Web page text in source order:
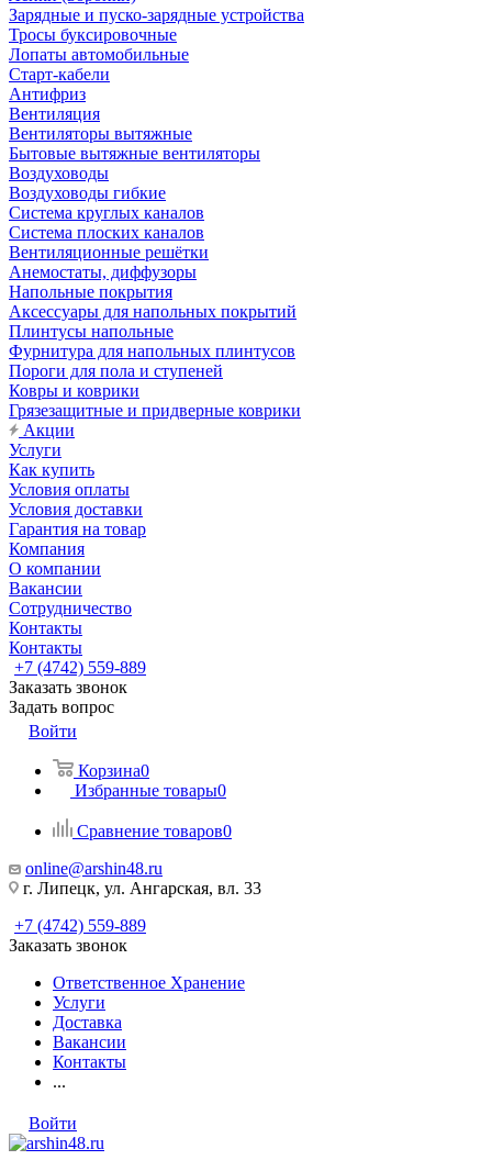
Зарядные и пуско-зарядные устройства
Тросы буксировочные
Лопаты автомобильные
Старт-кабели
Антифриз
Вентиляция
Вентиляторы вытяжные
Бытовые вытяжные вентиляторы
Воздуховоды
Воздуховоды гибкие
Система круглых каналов
Система плоских каналов
Вентиляционные решётки
Анемостаты, диффузоры
Напольные покрытия
Аксессуары для напольных покрытий
Плинтусы напольные
Фурнитура для напольных плинтусов
Пороги для пола и ступеней
Ковры и коврики
Грязезащитные и придверные коврики
Акции
Услуги
Как купить
Условия оплаты
Условия доставки
Гарантия на товар
Компания
О компании
Вакансии
Сотрудничество
Контакты
Контакты
+7 (4742) 559-889
Заказать звонок
Задать вопрос
Войти
Корзина0
Избранные товары0
Сравнение товаров0
online@arshin48.ru
г. Липецк, ул. Ангарская, вл. 33
+7 (4742) 559-889
Заказать звонок
Ответственное Хранение
Услуги
Доставка
Вакансии
Контакты
...
Войти